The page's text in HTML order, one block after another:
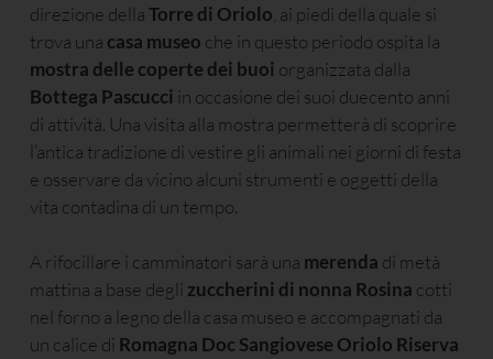
direzione dellaTorre di Oriolo , ai piedi della quale si
trova una casa museo che in questo periodo ospita la
mostra delle coperte dei buoi organizzata dalla
Bottega Pascucci in occasione dei suoi duecento anni
di attività. Una visita alla mostra permetterà di scoprire
l’antica tradizione di vestire gli animali nei giorni di festa
e osservare da vicino alcuni strumenti e oggetti della
vita contadina di un tempo.
A rifocillare i camminatori sarà una merenda di metà
mattina a base degli zuccherini di nonna Rosina cotti
nel forno a legno della casa museo e accompagnati da
un calice di Romagna Doc Sangiovese Oriolo Riserva